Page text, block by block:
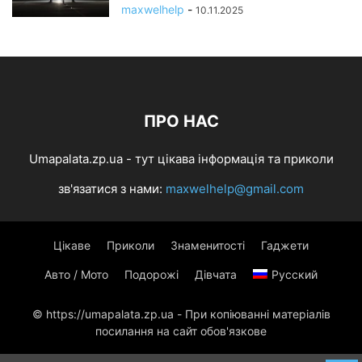
maxwelhelp - 10.11.2025
ПРО НАС
Umapalata.zp.ua - тут цікава інформація та приколи
зв'язатися з нами: maxwelhelp@gmail.com
Цікаве Приколи Знаменитості Гаджети
Авто / Мото Подорожі Дівчата Русский
© https://umapalata.zp.ua - При копіюванні матеріалів
посилання на сайт обов'язкове